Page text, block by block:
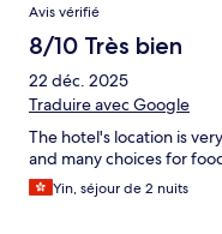
Avis vérifié
8/10 Très bien
22 déc. 2025
Traduire avec Google
The hotel's location is
and many choices for
Yin, séjour de 2 nuits